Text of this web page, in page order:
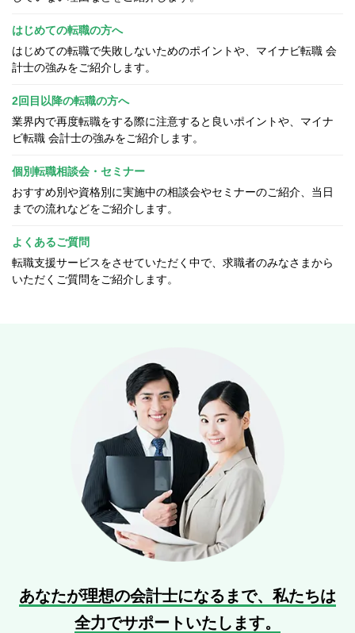
はじめての転職の方へ
はじめての転職で失敗しないためのポイントや、マイナビ転職 会
計士の強みをご紹介します。
2回目以降の転職の方へ
業界内で再度転職をする際に注意すると良いポイントや、マイナ
ビ転職 会計士の強みをご紹介します。
個別転職相談会・セミナー
おすすめ別や資格別に実施中の相談会やセミナーのご紹介、当日
までの流れなどをご紹介します。
よくあるご質問
転職支援サービスをさせていただく中で、求職者のみなさまから
いただくご質問をご紹介します。
あなたが理想の会計士になるまで、 私たちは
全力でサポートいたします。